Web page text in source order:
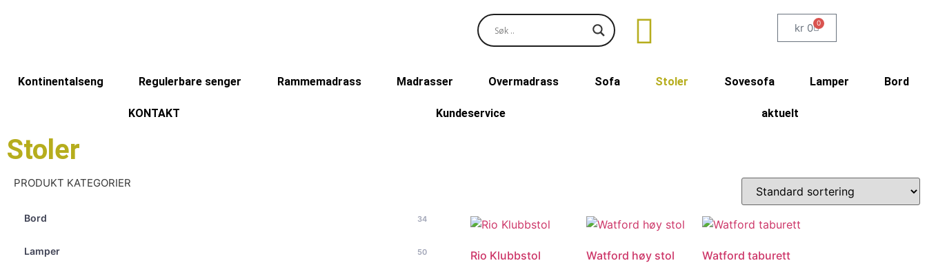
kr0 0
Kontinentalseng Regulerbare senger Rammemadrass Madrasser Overmadrass Sofa Stoler Sovesofa Lamper Bord
KONTAKT Kundeservice aktuelt
Stoler
PRODUKT KATEGORIER
Bord 34
Lamper 50 Rio Klubbstol Watford høy stol Watford taburett